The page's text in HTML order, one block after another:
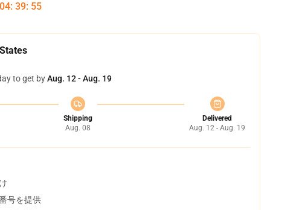
04: 39: 54
to get byAug. 12 - Aug. 19
Shipping
Aug. 08
Delivered
Aug. 12 - Aug. 19
号を提供